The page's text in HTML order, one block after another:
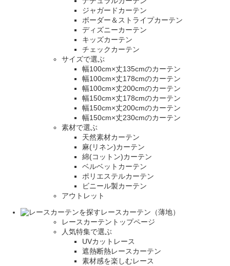
ジャガードカーテン
ボーダー＆ストライプカーテン
ディズニーカーテン
キッズカーテン
チェックカーテン
サイズで選ぶ
幅100cm×丈135cmのカーテン
幅100cm×丈178cmのカーテン
幅100cm×丈200cmのカーテン
幅150cm×丈178cmのカーテン
幅150cm×丈200cmのカーテン
幅150cm×丈230cmのカーテン
素材で選ぶ
天然素材カーテン
麻(リネン)カーテン
綿(コットン)カーテン
ベルベットカーテン
ポリエステルカーテン
ビニール製カーテン
アウトレット
レースカーテン（薄地）
レースカーテントップページ
人気特集で選ぶ
UVカットレース
遮熱断熱レースカーテン
素材感を楽しむレース